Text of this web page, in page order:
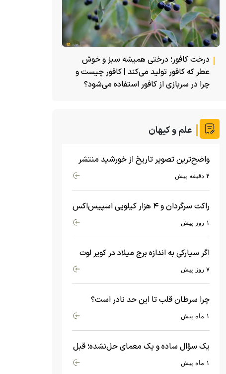
درخت کافور؛ درختی همیشه سبز و خوش
عطر که کافور تولید می‌کند | کافور چیست و
چرا در سربازی از کافور استفاده می‌شود؟
علم و کیهان
واضح‌ترین تصویر تاریخ از خورشید منتشر
شد
۴ دقیقه پیش
راکت سرگردان و ۴ هزار کیلویی اسپیس‌اکس
۱ روز پیش
اگر سیارکی به اندازه برج میلاد در کویر لوت
سقوط کند، چه اتفاقی می‌افتد؟
۷ روز پیش
چرا سرطان قلب تا این حد نادر است؟
ماجرای معامله عجیبی که در بدن اتفاق۱ ماه پیش
یک سؤال ساده و یک معمای حل‌نشده؛ قبل
از بیگ‌بنگ و آغاز جهان چه چیزی وجود۱ ماه پیش